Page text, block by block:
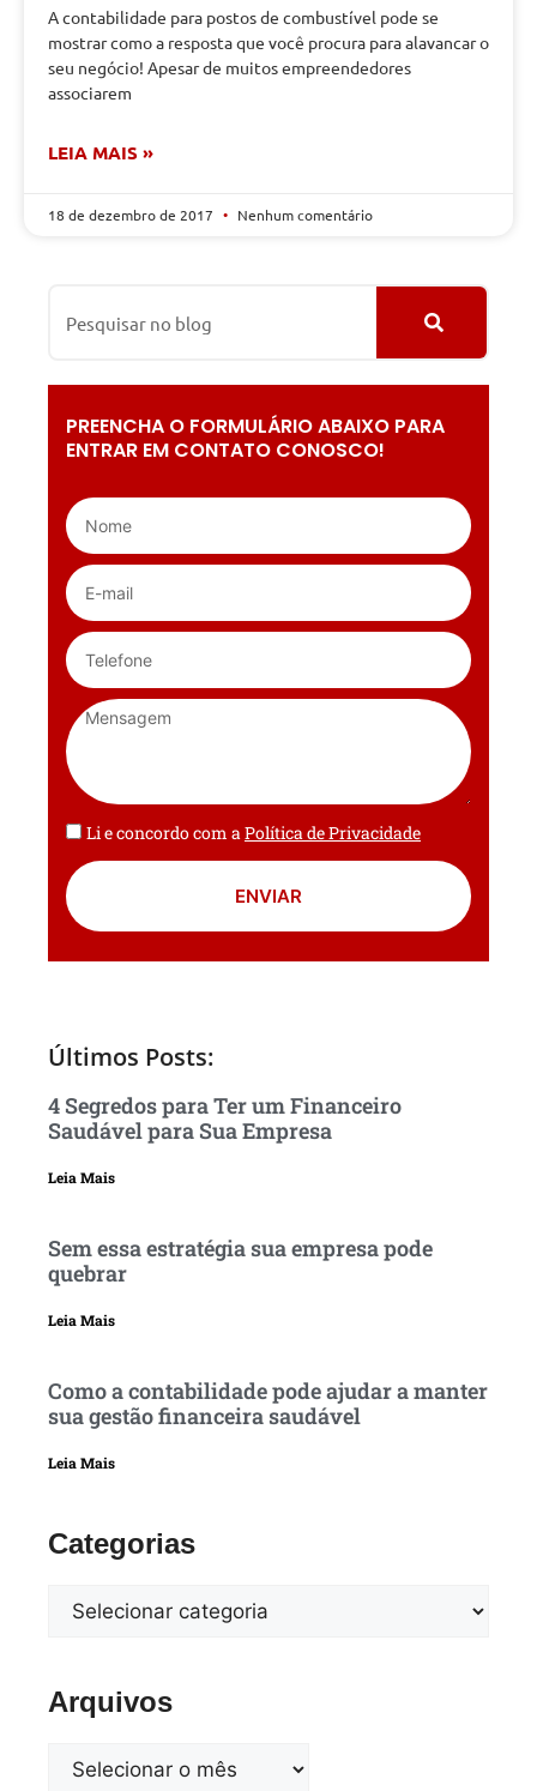
A contabilidade para postos de combustível pode se
mostrar como a resposta que você procura para alavancar o
seu negócio! Apesar de muitos empreendedores
associarem
LEIA MAIS »
18 de dezembro de 2017 Nenhum comentário
PREENCHA O FORMULÁRIO ABAIXO PARA
ENTRAR EM CONTATO CONOSCO!
Li e concordo com aPolítica de Privacidade
ENVIAR
Últimos Posts:
4 Segredos para Ter um Financeiro
Saudável para Sua Empresa
Leia Mais
Sem essa estratégia sua empresa pode
quebrar
Leia Mais
Como a contabilidade pode ajudar a manter
sua gestão financeira saudável
Leia Mais
Categorias
Arquivos